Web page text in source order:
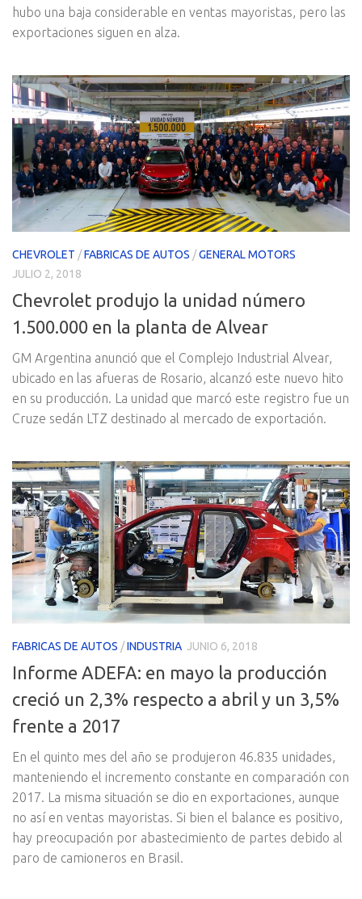
hubo una baja considerable en ventas mayoristas, pero las
exportaciones siguen en alza.
CHEVROLET /FABRICAS DE AUTOS /GENERAL MOTORS
JULIO 2, 2018
Chevrolet produjo la unidad número
1.500.000 en la planta de Alvear
GM Argentina anunció que el Complejo Industrial Alvear,
ubicado en las afueras de Rosario, alcanzó este nuevo hito
en su producción. La unidad que marcó este registro fue un
Cruze sedán LTZ destinado al mercado de exportación.
FABRICAS DE AUTOS /INDUSTRIA JUNIO 6, 2018
Informe ADEFA: en mayo la producción
creció un 2,3% respecto a abril y un 3,5%
frente a 2017
En el quinto mes del año se produjeron 46.835 unidades,
manteniendo el incremento constante en comparación con
2017. La misma situación se dio en exportaciones, aunque
no así en ventas mayoristas. Si bien el balance es positivo,
hay preocupación por abastecimiento de partes debido al
paro de camioneros en Brasil.